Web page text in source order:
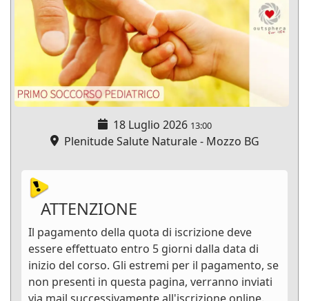
18 Luglio 2026 13:00
Plenitude Salute Naturale - Mozzo BG
ATTENZIONE
Il pagamento della quota di iscrizione deve
essere effettuato entro 5 giorni dalla data di
inizio del corso. Gli estremi per il pagamento, se
non presenti in questa pagina, verranno inviati